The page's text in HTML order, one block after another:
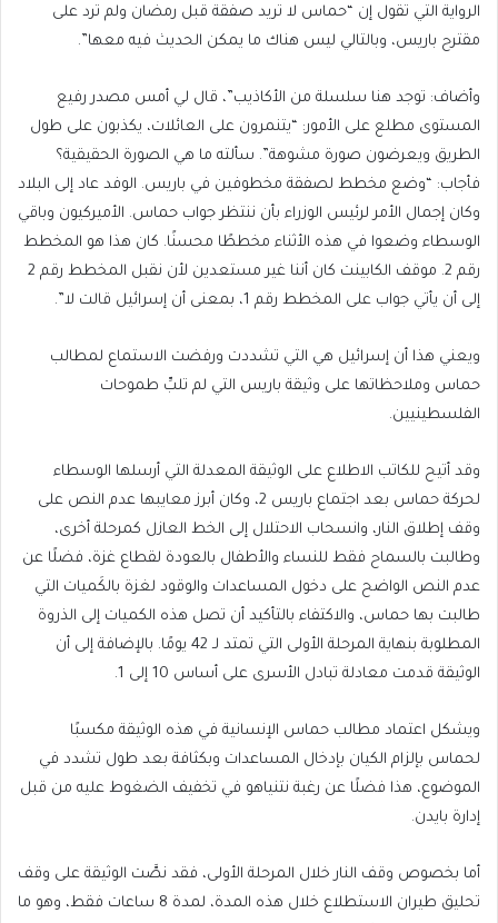
الرواية التي تقول إن “حماس لا تريد صفقة قبل رمضان ولم ترد على
مقترح باريس، وبالتالي ليس هناك ما يمكن الحديث فيه معها”.
وأضاف: توجد هنا سلسلة من الأكاذيب”، قال لي أمس مصدر رفيع
المستوى مطلع على الأمور: “يتنمرون على العائلات، يكذبون على طول
الطريق ويعرضون صورة مشوهة”. سألته ما هي الصورة الحقيقية؟
فأجاب: “وضع مخطط لصفقة مخطوفين في باريس. الوفد عاد إلى البلاد
وكان إجمال الأمر لرئيس الوزراء بأن ننتظر جواب حماس. الأميركيون وباقي
الوسطاء وضعوا في هذه الأثناء مخططًا محسنًا. كان هذا هو المخطط
رقم 2. موقف الكابينت كان أننا غير مستعدين لأن نقبل المخطط رقم 2
إلى أن يأتي جواب على المخطط رقم 1، بمعنى أن إسرائيل قالت لا”.
ويعني هذا أن إسرائيل هي التي تشددت ورفضت الاستماع لمطالب
حماس وملاحظاتها على وثيقة باريس التي لم تلبِّ طموحات
الفلسطينيين.
وقد أتيح للكاتب الاطلاع على الوثيقة المعدلة التي أرسلها الوسطاء
لحركة حماس بعد اجتماع باريس 2، وكان أبرز معايبها عدم النص على
وقف إطلاق النار، وانسحاب الاحتلال إلى الخط العازل كمرحلة أخرى،
وطالبت بالسماح فقط للنساء والأطفال بالعودة لقطاع غزة، فضلًا عن
عدم النص الواضح على دخول المساعدات والوقود لغزة بالكَميات التي
طالبت بها حماس، والاكتفاء بالتأكيد أن تصل هذه الكميات إلى الذروة
المطلوبة بنهاية المرحلة الأولى التي تمتد لـ 42 يومًا. بالإضافة إلى أن
الوثيقة قدمت معادلة تبادل الأسرى على أساس 10 إلى 1.
ويشكل اعتماد مطالب حماس الإنسانية في هذه الوثيقة مكسبًا
لحماس بإلزام الكيان بإدخال المساعدات وبكثافة بعد طول تشدد في
الموضوع، هذا فضلًا عن رغبة نتنياهو في تخفيف الضغوط عليه من قبل
إدارة بايدن.
أما بخصوص وقف النار خلال المرحلة الأولى، فقد نصَّت الوثيقة على وقف
تحليق طيران الاستطلاع خلال هذه المدة، لمدة 8 ساعات فقط، وهو ما